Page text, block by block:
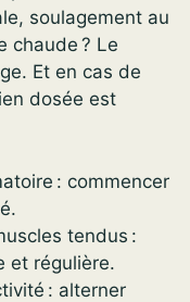
soulagement au
chaude ? Le
Et en cas de
dosée est
: commencer
tendus :
et régulière.
: alterner